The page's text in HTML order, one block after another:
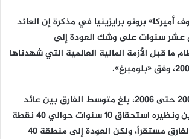
برونو برايزينيا في مذكرة إن العائد
عشر سنوات على وشك العودة إلى
ما قبل الأزمة المالية العالمية التي شهدناها
وخلال الفترة من 2004 حتى 2006، بلغ متوسط الفارق بين عائد
السندات لأجل عامين ونظيره استحقاق 10 سنوات حوالي 40 نقطة
أساس، وحالياً يعد الفارق مستقراً، ولكن العودة إلى منطقة 40